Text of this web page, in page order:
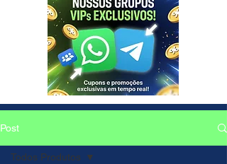
Post
Todos Produtos